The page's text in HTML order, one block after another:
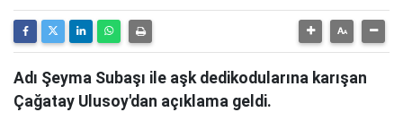
Adı Şeyma Subaşı ile aşk dedikodularına karışan
Çağatay Ulusoy'dan açıklama geldi.